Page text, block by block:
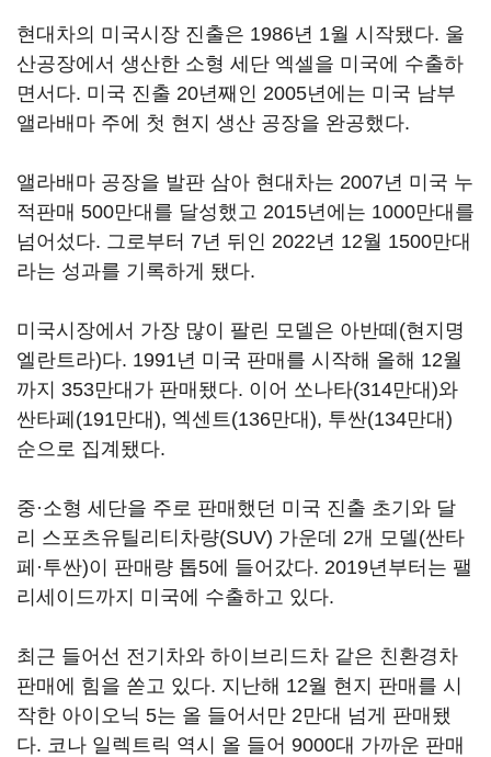
현대차의 미국시장 진출은 1986년 1월 시작됐다. 울
산공장에서 생산한 소형 세단 엑셀을 미국에 수출하
면서다. 미국 진출 20년째인 2005년에는 미국 남부
앨라배마 주에 첫 현지 생산 공장을 완공했다.
앨라배마 공장을 발판 삼아 현대차는 2007년 미국 누
적판매 500만대를 달성했고 2015년에는 1000만대를
넘어섰다. 그로부터 7년 뒤인 2022년 12월 1500만대
라는 성과를 기록하게 됐다.
미국시장에서 가장 많이 팔린 모델은 아반떼(현지명
엘란트라)다. 1991년 미국 판매를 시작해 올해 12월
까지 353만대가 판매됐다. 이어 쏘나타(314만대)와
싼타페(191만대), 엑센트(136만대), 투싼(134만대)
순으로 집계됐다.
중·소형 세단을 주로 판매했던 미국 진출 초기와 달
리 스포츠유틸리티차량(SUV) 가운데 2개 모델(싼타
페·투싼)이 판매량 톱5에 들어갔다. 2019년부터는 팰
리세이드까지 미국에 수출하고 있다.
최근 들어선 전기차와 하이브리드차 같은 친환경차
판매에 힘을 쏟고 있다. 지난해 12월 현지 판매를 시
작한 아이오닉 5는 올 들어서만 2만대 넘게 판매됐
다. 코나 일렉트릭 역시 올 들어 9000대 가까운 판매